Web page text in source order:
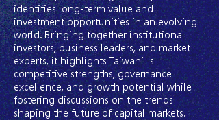
identifies long-term value and
investment opportunities in an evolving
world. Bringing together institutional
investors, business leaders, and market
experts, it highlights Taiwan’s
competitive strengths, governance
excellence, and growth potential while
fostering discussions on the trends
shaping the future of capital markets.